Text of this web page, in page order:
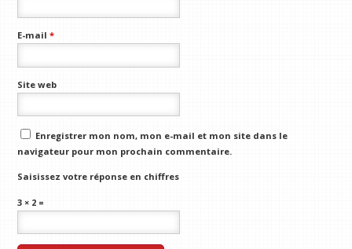
E-mail*
Site web
Enregistrer mon nom, mon e-mail et mon site dans le
navigateur pour mon prochain commentaire.
Saisissez votre réponse en chiffres
3 × 2 =